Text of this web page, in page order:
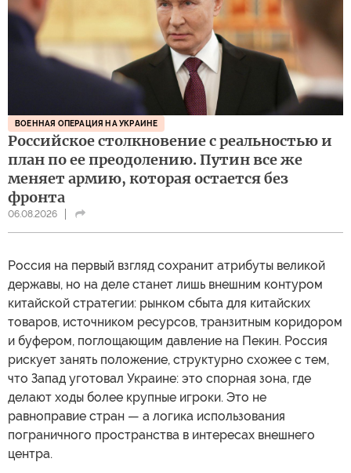
ВОЕННАЯ ОПЕРАЦИЯ НА УКРАИНЕ
Российское столкновение с реальностью и
план по ее преодолению. Путин все же
меняет армию, которая остается без
фронта
06.08.2026
Россия на первый взгляд сохранит атрибуты великой
державы, но на деле станет лишь внешним контуром
китайской стратегии: рынком сбыта для китайских
товаров, источником ресурсов, транзитным коридором
и буфером, поглощающим давление на Пекин. Россия
рискует занять положение, структурно схожее с тем,
что Запад уготовал Украине: это спорная зона, где
делают ходы более крупные игроки. Это не
равноправие стран — а логика использования
пограничного пространства в интересах внешнего
центра.